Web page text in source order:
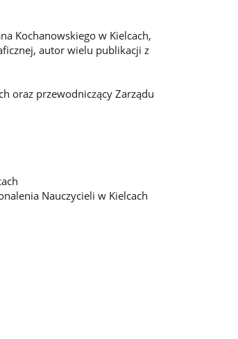
Kochanowskiego w Kielcach,
autor wielu publikacji z
oraz przewodniczący Zarządu
Nauczycieli w Kielcach